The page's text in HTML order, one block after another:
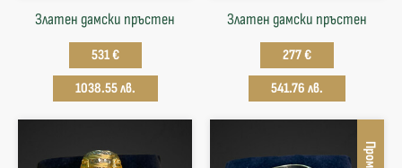
Златен дамски пръстен
531 €
1038.55 лв.
Златен дамски пръстен
277 €
541.76 лв.